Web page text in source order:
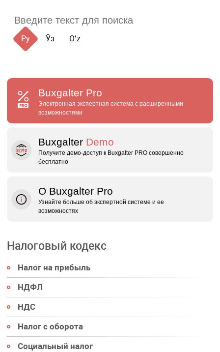
Ру Ўз Oʻz
Buxgalter Pro
Электронная экспертная система с расширенными
возможностями
Buxgalter Demo
Получите демо‑доступ к Buxgalter PRO совершенно
бесплатно
О Buxgalter Pro
Узнайте больше об экспертной системе и ее
возможностях
Налоговый кодекс
Налог на прибыль
НДФЛ
НДС
Налог с оборота
Социальный налог